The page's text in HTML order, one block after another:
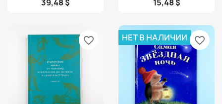
39,48 $ 15,48 $
favorite_border НЕТ В НАЛИЧИИ favorite_border